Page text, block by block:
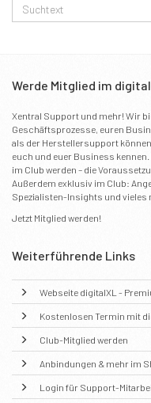
Werde Mitglied im
Xentral Support und mehr! Wir
Geschäftsprozesse, euren
als der Herstellersupport
euch und euer Business
im Club werden – die
Außerdem exklusiv im Club:
Spezialisten-Insights und vieles
Jetzt Mitglied werden!
Weiterführende Links
Webseite digitalXL -
Kostenlosen Termin mit
Club-Mitglied werden
Anbindungen & mehr im
Login für Support-